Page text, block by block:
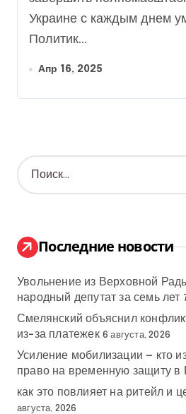
Украине с каждым днем
Политик...
Апр 16, 2025
Н
а
:
Последние новости
Увольнение из Верховной
народный депутат за семь лет
Смелянский объяснил
из-за платежек 6 августа, 2026
Усиление мобилизации — кто
право на временную защиту в
как это повлияет на ритейл и
августа, 2026